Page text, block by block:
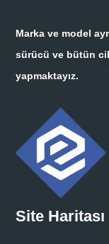
Marka ve model
sürücü ve bütün
yapmaktayız.
Site Haritası